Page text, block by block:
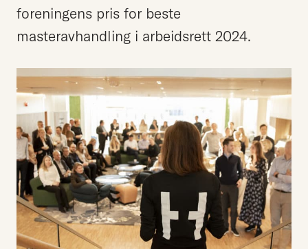
foreningens pris for beste
masteravhandling i arbeidsrett 2024.